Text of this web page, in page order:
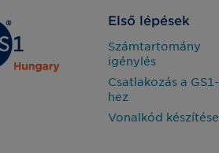
Első lépések
Számtartomány
igénylés
Csatlakozás a GS1-
hez
Vonalkód készítése